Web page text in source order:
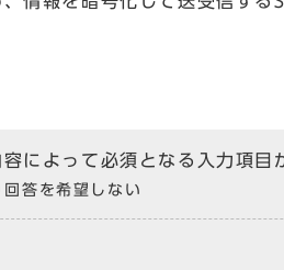
によって必須となる入力項目
回答を希望しない